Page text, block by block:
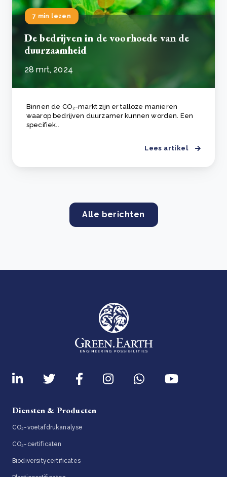
7 min lezen
De bedrijven in de voorhoede van de
duurzaamheid
28 mrt, 2024
Binnen de CO₂-markt zijn er talloze manieren
waarop bedrijven duurzamer kunnen worden. Een
specifiek..
Lees artikel
Alle berichten
Diensten & Producten
CO₂-voetafdrukanalyse
CO₂-certificaten
Biodiversitycertificates